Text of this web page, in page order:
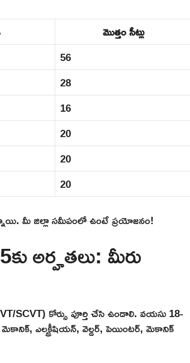
మొత్తం సీట్లు
56
28
16
20
20
20
ఉన్నాయి. మీ జిల్లా సమీపంలో ఉంటే ప్రయోజనం!
అర్హతలు: మీరు
SCVT) కోర్సు పూర్తి చేసి ఉండాలి. వయసు 18-
మెకానిక్, ఎలక్ట్రీషియన్, వెల్డర్, పెయింటర్, మెకానిక్